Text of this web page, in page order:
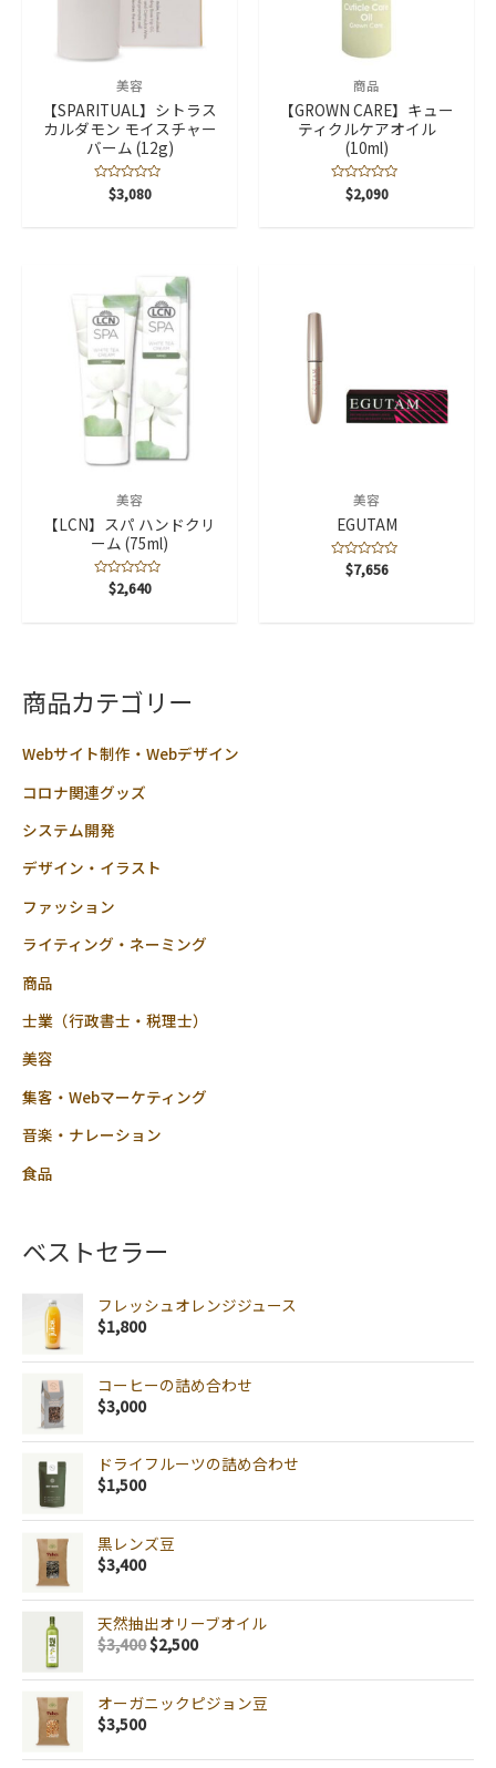
商品カテゴリー
Webサイト制作・Webデザイン
コロナ関連グッズ
システム開発
デザイン・イラスト
ファッション
ライティング・ネーミング
商品
士業（行政書士・税理士）
美容
集客・Webマーケティング
音楽・ナレーション
食品
ベストセラー
フレッシュオレンジジュース
$1,800
コーヒーの詰め合わせ
$3,000
ドライフルーツの詰め合わせ
$1,500
黒レンズ豆
$3,400
天然抽出オリーブオイル
$3,400$2,500
オーガニックピジョン豆
$3,500
美容
【SPARITUAL】シトラス
カルダモン モイスチャー
バーム (12g)
$3,080
商品
【GROWN CARE】キュー
ティクルケアオイル
(10ml)
$2,090
美容
【LCN】スパ ハンドクリ
ーム (75ml)
$2,640
美容
EGUTAM
$7,656